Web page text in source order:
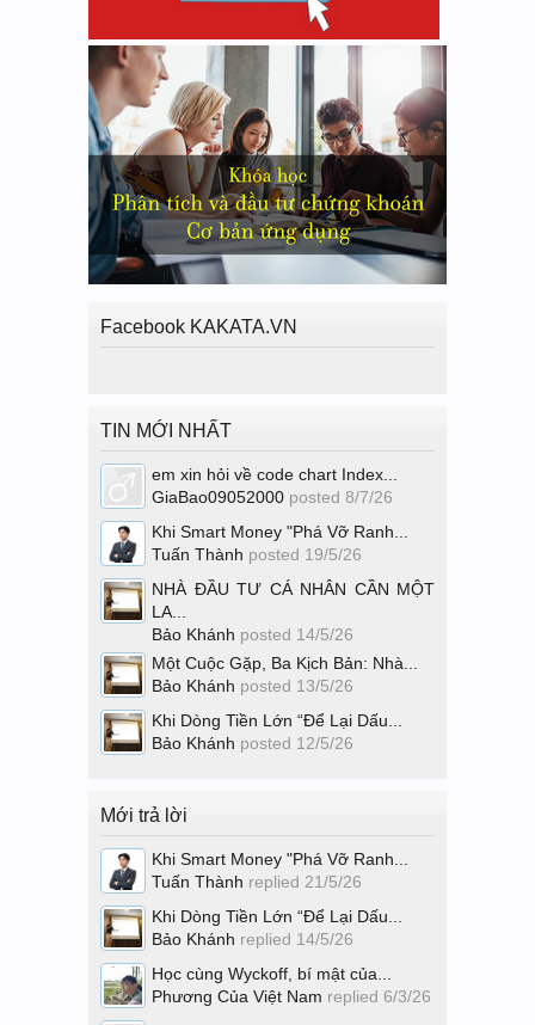
Facebook KAKATA.VN
TIN MỚI NHẤT
em xin hỏi về code chart Index...
GiaBao09052000 posted 8/7/26
Khi Smart Money "Phá Vỡ Ranh...
Tuấn Thành posted 19/5/26
NHÀ ĐẦU TƯ CÁ NHÂN CẦN MỘT
LA...
Bảo Khánh posted 14/5/26
Một Cuộc Gặp, Ba Kịch Bản: Nhà...
Bảo Khánh posted 13/5/26
Khi Dòng Tiền Lớn “Để Lại Dấu...
Bảo Khánh posted 12/5/26
Mới trả lời
Khi Smart Money "Phá Vỡ Ranh...
Tuấn Thành replied 21/5/26
Khi Dòng Tiền Lớn “Để Lại Dấu...
Bảo Khánh replied 14/5/26
Học cùng Wyckoff, bí mật của...
Phương Của Việt Nam replied 6/3/26